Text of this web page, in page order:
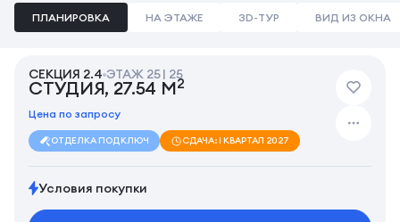
ПЛАНИРОВКА НА ЭТАЖЕ 3D-ТУР ВИД ИЗ ОКНА
СЕКЦИЯ 2.4 ЭТАЖ 25 | 25
СТУДИЯ, 27.54 М2
Цена по запросу
ОТДЕЛКА ПОД КЛЮЧ СДАЧА: I КВАРТАЛ 2027
Условия покупки